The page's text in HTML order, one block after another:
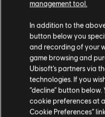
コードチャート
ベースチャート
management tool.
In addition to the
button below you
and recording of your
game browsing and
Ubisoft’s partners via
technologies. If you
“decline” button
cookie preferences at
Cookie Preferences”